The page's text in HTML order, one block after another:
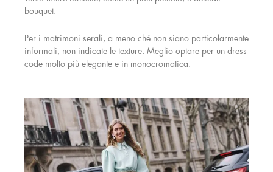
bouquet.
Per i matrimoni serali, a meno ché non siano particolarmente
informali, non indicate le texture. Meglio optare per un dress
code molto più elegante e in monocromatica.